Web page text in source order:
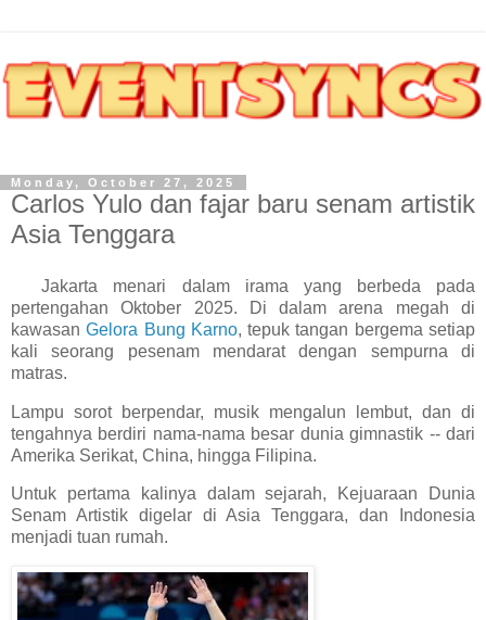
Monday, October 27, 2025
Carlos Yulo dan fajar baru senam artistik
Asia Tenggara
Jakarta menari dalam irama yang berbeda pada
pertengahan Oktober 2025. Di dalam arena megah di
kawasanGelora Bung Karno, tepuk tangan bergema setiap
kali seorang pesenam mendarat dengan sempurna di
matras.
Lampu sorot berpendar, musik mengalun lembut, dan di
tengahnya berdiri nama-nama besar dunia gimnastik -- dari
Amerika Serikat, China, hingga Filipina.
Untuk pertama kalinya dalam sejarah, Kejuaraan Dunia
Senam Artistik digelar di Asia Tenggara, dan Indonesia
menjadi tuan rumah.